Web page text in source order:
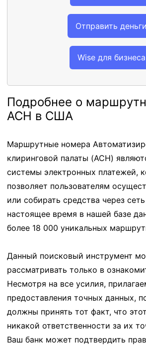
Отправить деньги
Wise для бизнеса
Подробнее о
ACH в США
Маршрутные номера
клиринговой палаты (ACH)
системы электронных платежей,
позволяет пользователям
или собирать средства через
настоящее время в нашей базе
более 18 000 уникальных
Данный поисковый инструмент
рассматривать только в
Несмотря на все усилия,
предоставления точных данных,
должны принять тот факт, что
никакой ответственности за их
Ваш банк может подтвердить